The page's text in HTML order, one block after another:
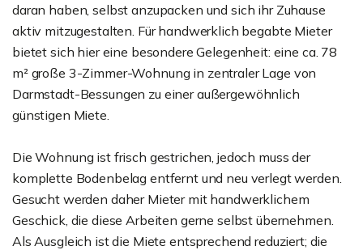
daran haben, selbst anzupacken und sich ihr Zuhause
aktiv mitzugestalten. Für handwerklich begabte Mieter
bietet sich hier eine besondere Gelegenheit: eine ca. 78
m² große 3-Zimmer-Wohnung in zentraler Lage von
Darmstadt-Bessungen zu einer außergewöhnlich
günstigen Miete.
Die Wohnung ist frisch gestrichen, jedoch muss der
komplette Bodenbelag entfernt und neu verlegt werden.
Gesucht werden daher Mieter mit handwerklichem
Geschick, die diese Arbeiten gerne selbst übernehmen.
Als Ausgleich ist die Miete entsprechend reduziert; die